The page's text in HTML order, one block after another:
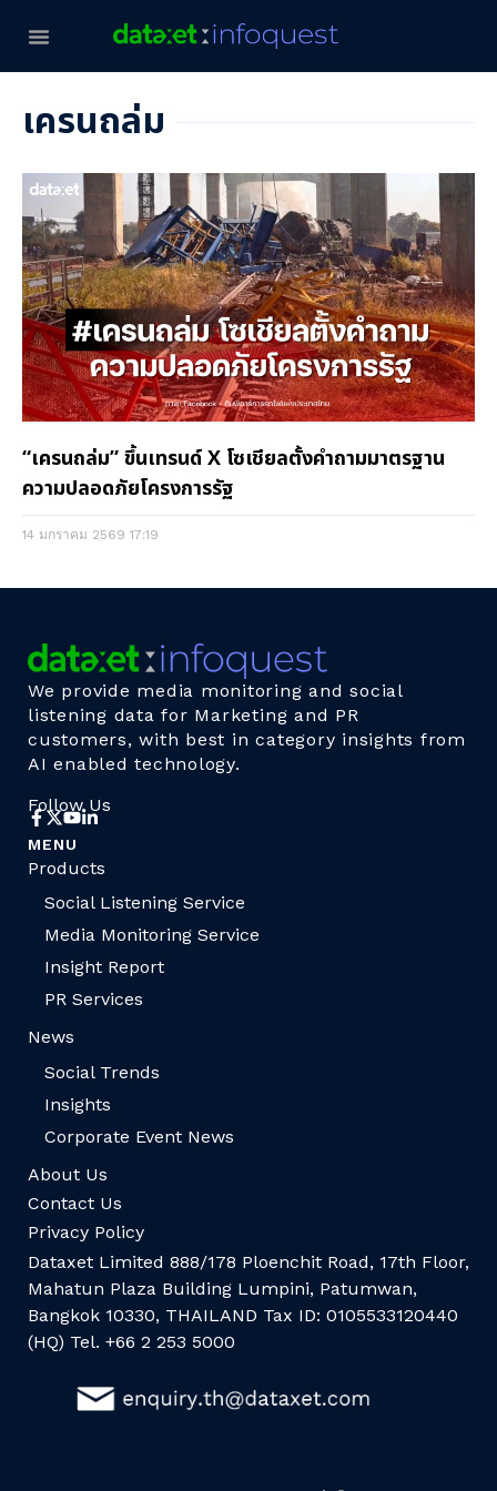
เครนถล่ม
“เครนถล่ม” ขึ้นเทรนด์ X โซเชียลตั้งคำถามมาตรฐาน
ความปลอดภัยโครงการรัฐ
14 มกราคม 2569 17:19
We provide media monitoring and social
listening data for Marketing and PR
customers, with best in category insights from
AI enabled technology.
Follow Us
MENU
Products
Social Listening Service
Media Monitoring Service
Insight Report
PR Services
News
Social Trends
Insights
Corporate Event News
About Us
Contact Us
Privacy Policy
Dataxet Limited 888/178 Ploenchit Road, 17th Floor,
Mahatun Plaza Building Lumpini, Patumwan,
Bangkok 10330, THAILAND Tax ID: 0105533120440
(HQ) Tel. +66 2 253 5000